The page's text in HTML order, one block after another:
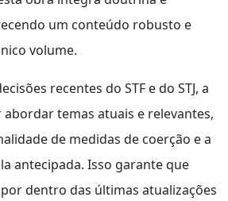
um conteúdo robusto e
volume.
recentes do STF e do STJ, a
temas atuais e relevantes,
de medidas de coerção e a
antecipada. Isso garante que
dentro das últimas atualizações